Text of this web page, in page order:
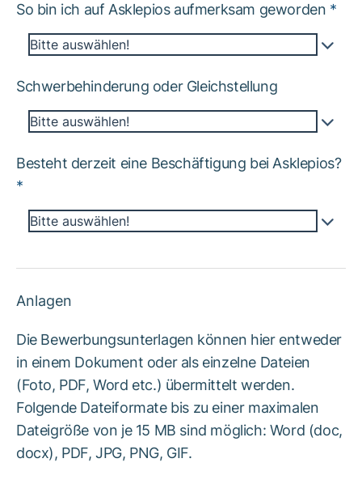
So bin ich auf Asklepios aufmerksam geworden *
Bitte auswählen!
Schwerbehinderung oder Gleichstellung
Bitte auswählen!
Besteht derzeit eine Beschäftigung bei Asklepios?
*
Bitte auswählen!
Anlagen
Die Bewerbungsunterlagen können hier entweder
in einem Dokument oder als einzelne Dateien
(Foto, PDF, Word etc.) übermittelt werden.
Folgende Dateiformate bis zu einer maximalen
Dateigröße von je 15 MB sind möglich: Word (doc,
docx), PDF, JPG, PNG, GIF.